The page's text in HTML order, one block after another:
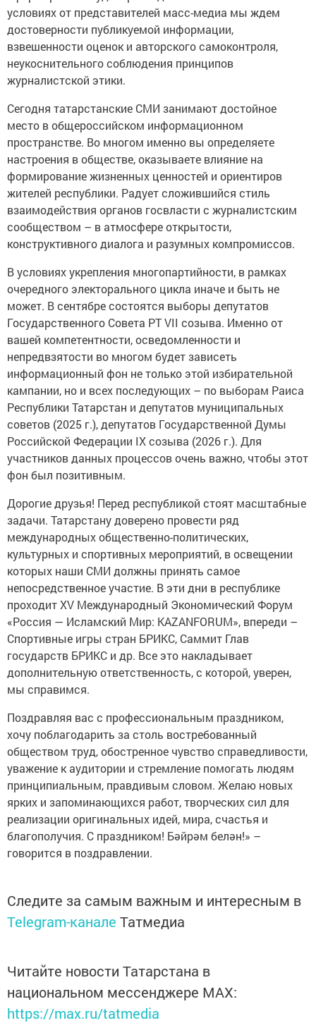
условиях от представителей масс-медиа мы ждем
достоверности публикуемой информации,
взвешенности оценок и авторского самоконтроля,
неукоснительного соблюдения принципов
журналистской этики.
Сегодня татарстанские СМИ занимают достойное
место в общероссийском информационном
пространстве. Во многом именно вы определяете
настроения в обществе, оказываете влияние на
формирование жизненных ценностей и ориентиров
жителей республики. Радует сложившийся стиль
взаимодействия органов госвласти с журналистским
сообществом – в атмосфере открытости,
конструктивного диалога и разумных компромиссов.
В условиях укрепления многопартийности, в рамках
очередного электорального цикла иначе и быть не
может. В сентябре состоятся выборы депутатов
Государственного Совета РТ VII созыва. Именно от
вашей компетентности, осведомленности и
непредвзятости во многом будет зависеть
информационный фон не только этой избирательной
кампании, но и всех последующих – по выборам Раиса
Республики Татарстан и депутатов муниципальных
советов (2025 г.), депутатов Государственной Думы
Российской Федерации IX созыва (2026 г.). Для
участников данных процессов очень важно, чтобы этот
фон был позитивным.
Дорогие друзья! Перед республикой стоят масштабные
задачи. Татарстану доверено провести ряд
международных общественно-политических,
культурных и спортивных мероприятий, в освещении
которых наши СМИ должны принять самое
непосредственное участие. В эти дни в республике
проходит XV Международный Экономический Форум
«Россия — Исламский Мир: KAZANFORUM», впереди –
Спортивные игры стран БРИКС, Саммит Глав
государств БРИКС и др. Все это накладывает
дополнительную ответственность, с которой, уверен,
мы справимся.
Поздравляя вас с профессиональным праздником,
хочу поблагодарить за столь востребованный
обществом труд, обостренное чувство справедливости,
уважение к аудитории и стремление помогать людям
принципиальным, правдивым словом. Желаю новых
ярких и запоминающихся работ, творческих сил для
реализации оригинальных идей, мира, счастья и
благополучия. С праздником! Бәйрәм белән!» –
говорится в поздравлении.
Следите за самым важным и интересным в
Telegram-канале Татмедиа
Читайте новости Татарстана в
национальном мессенджере MАХ:
https://max.ru/tatmedia